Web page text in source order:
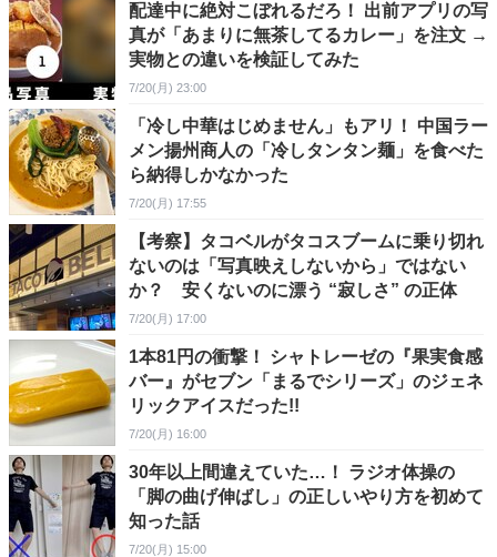
配達中に絶対こぼれるだろ！ 出前アプリの写
真が「あまりに無茶してるカレー」を注文 →
実物との違いを検証してみた
7/20(月) 23:00
「冷し中華はじめません」もアリ！ 中国ラー
メン揚州商人の「冷しタンタン麺」を食べた
ら納得しかなかった
7/20(月) 17:55
【考察】タコベルがタコスブームに乗り切れ
ないのは「写真映えしないから」ではない
か？ 安くないのに漂う “寂しさ” の正体
7/20(月) 17:00
1本81円の衝撃！ シャトレーゼの『果実食感
バー』がセブン「まるでシリーズ」のジェネ
リックアイスだった!!
7/20(月) 16:00
30年以上間違えていた…！ ラジオ体操の
「脚の曲げ伸ばし」の正しいやり方を初めて
知った話
7/20(月) 15:00